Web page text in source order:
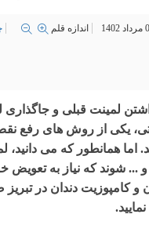
اندازه قلم
لمینت قبلی و
یکی از روش های رفع
اما همانطور که می
شوند که نیاز به تعویض
وکامپوزیت دندان در تبریز